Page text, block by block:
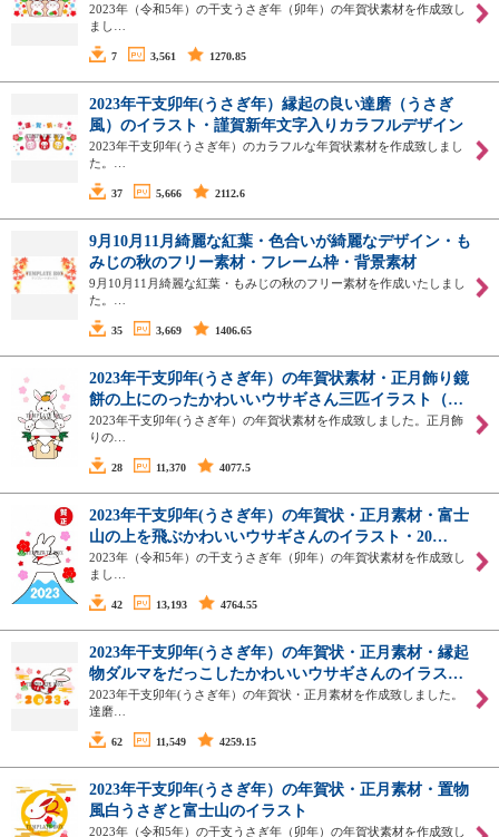
2023年（令和5年）の干支うさぎ年（卯年）の年賀状素材を作成致し
まし…
7 3,561 1270.85
2023年干支卯年(うさぎ年）縁起の良い達磨（うさぎ
風）のイラスト・謹賀新年文字入りカラフルデザイン
2023年干支卯年(うさぎ年）のカラフルな年賀状素材を作成致しまし
た。…
37 5,666 2112.6
9月10月11月綺麗な紅葉・色合いが綺麗なデザイン・も
みじの秋のフリー素材・フレーム枠・背景素材
9月10月11月綺麗な紅葉・もみじの秋のフリー素材を作成いたしまし
た。…
35 3,669 1406.65
2023年干支卯年(うさぎ年）の年賀状素材・正月飾り鏡
餅の上にのったかわいいウサギさん三匹イラスト（…
2023年干支卯年(うさぎ年）の年賀状素材を作成致しました。正月飾
りの…
28 11,370 4077.5
2023年干支卯年(うさぎ年）の年賀状・正月素材・富士
山の上を飛ぶかわいいウサギさんのイラスト・20…
2023年（令和5年）の干支うさぎ年（卯年）の年賀状素材を作成致し
まし…
42 13,193 4764.55
2023年干支卯年(うさぎ年）の年賀状・正月素材・縁起
物ダルマをだっこしたかわいいウサギさんのイラス…
2023年干支卯年(うさぎ年）の年賀状・正月素材を作成致しました。
達磨…
62 11,549 4259.15
2023年干支卯年(うさぎ年）の年賀状・正月素材・置物
風白うさぎと富士山のイラスト
2023年（令和5年）の干支うさぎ年（卯年）の年賀状素材を作成致し